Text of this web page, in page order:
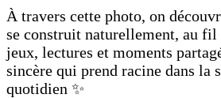
À travers cette photo, on
se construit naturellement, au fil
jeux, lectures et moments
sincère qui prend racine dans la
quotidien ✨